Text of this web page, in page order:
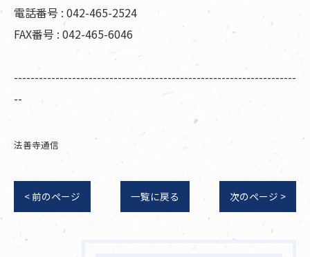
電話番号 : 042-465-2524
FAX番号 : 042-465-6046
--------------------------------------------------------------------
--
法善寺通信
< 前のページ 一覧に戻る 次のページ >